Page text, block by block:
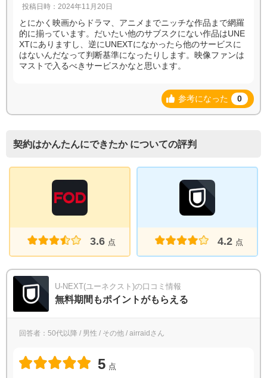
投稿日時：2024年11月20日
とにかく映画からドラマ、アニメまでニッチな作品まで網羅
的に揃っています。だいたい他のサブスクにない作品はUNE
XTにありますし、逆にUNEXTになかったら他のサービスに
はないんだなって判断基準になったりします。映像ファンは
マストで入るべきサービスかなと思います。
参考になった 0
契約はかんたんにできたか についての評判
3.6 点 4.2 点
U-NEXT(ユーネクスト)の口コミ情報
無料期間もポイントがもらえる
回答者：50代以降 / 男性 / その他 / airraidさん
5 点